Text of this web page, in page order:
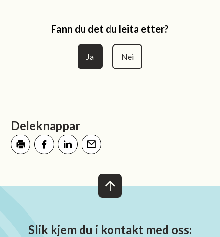
Fann du det du leita etter?
Ja Nei
Deleknappar
Slik kjem du i kontakt med oss: